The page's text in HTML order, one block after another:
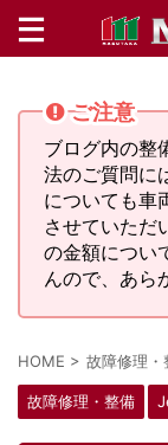
ご注意
ブログ内の整
法のご質問に
についても車
させていただ
の金額につい
んので、あら
HOME > 故障修理・
故障修理・整備